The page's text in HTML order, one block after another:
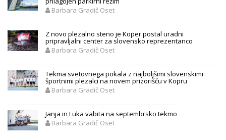
Barbara Gradič Oset
Z novo plezalno steno je Koper postal uradni
pripravljalni center za slovensko reprezentanco
Barbara Gradič Oset
Tekma svetovnega pokala z najboljšimi slovenskimi
športnimi plezalci na novem prizorišču v Kopru
Barbara Gradič Oset
Janja in Luka vabita na septembrsko tekmo
Barbara Gradič Oset